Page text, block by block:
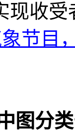
现收
节目
图分